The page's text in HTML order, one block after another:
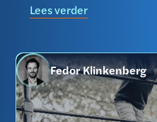
Lees verder
Fedor Klinkenberg